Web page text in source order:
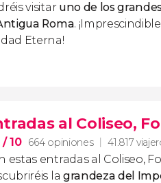
visitar uno de los
Roma.
Eterna!
al Coliseo,
/ 10 664 opiniones 41.817
estas entradas al Coliseo,
la grandeza del